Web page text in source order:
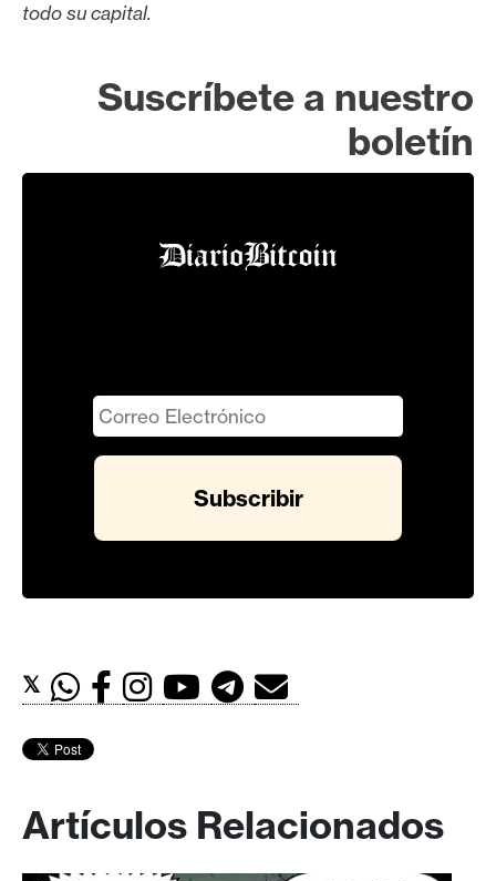
todo su capital.
Suscríbete a nuestro
boletín
𝕏
Artículos Relacionados